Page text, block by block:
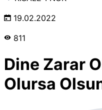
19.02.2022
811
Dine Zarar
Olursa